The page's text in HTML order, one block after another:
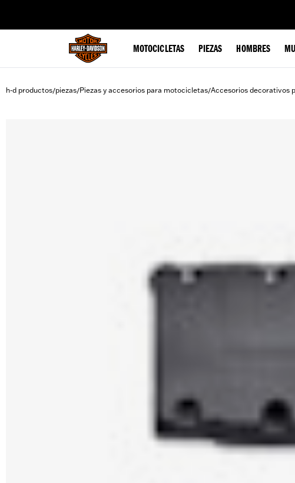
MOTOCICLETAS PIEZAS HOMBRES
h-d productos/piezas/Piezas y accesorios para motocicletas/Accesorios decorativos